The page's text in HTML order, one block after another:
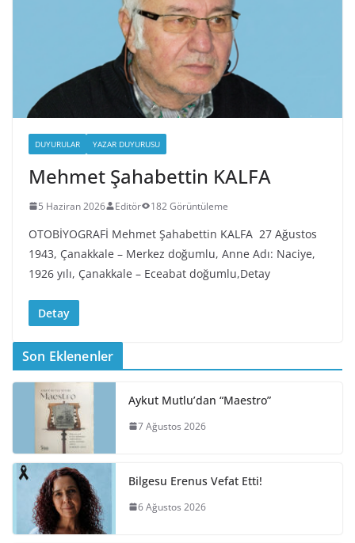
DUYURULAR YAZAR DUYURUSU
Mehmet Şahabettin KALFA
5 Haziran 2026 Editör 182 Görüntüleme
OTOBİYOGRAFİ Mehmet Şahabettin KALFA 27 Ağustos
1943, Çanakkale – Merkez doğumlu, Anne Adı: Naciye,
1926 yılı, Çanakkale – Eceabat doğumlu,Detay
Detay
Son Eklenenler
Aykut Mutlu’dan “Maestro”
7 Ağustos 2026
Bilgesu Erenus Vefat Etti!
6 Ağustos 2026